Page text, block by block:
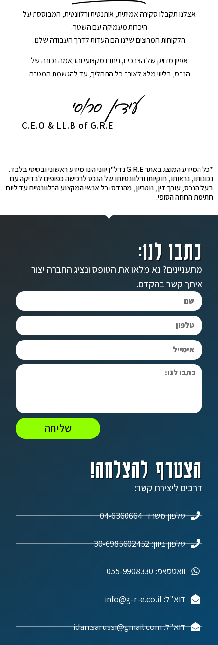
אצלנו תקבלו סקירה אמיתית, אותנטית ורלוונטית, המבוססת על
היכרות מעמיקה עם השטח.
הלקוחות המרוצים שלנו הם העדות לדרך העבודה שלנו.
אפיון מדויק של הצרכים, ניתוח מקצועי והתאמה נכונה של
הנכס, בליווי מלא לאורך כל התהליך, עד להגשמת המטרה.
C.E.O & LL.B of G.R.E
*כל המידע המוצג באתר G.R.E נדל"ן יווני הינו מידע ראשוני ובסיסי בלבד.
נכונותו, נראותו, חוקיותו ורלוונטיותו של הנכס לרכישה כפופים לבדיקה עם
בעל הנכס, עורך דין, נוטריון, מהנדס וכל אנשי המקצוע הרלוונטיים עד ליום
חתימת החוזה הסופי.
הצטרף להצלחה!
דרכים ליצירת קשר:
טלפון משרד: 04-6360664
טלפון ביוון: 30-6985602452
וואטסאפ: 055-9908330
דוא"ל: info@g-r-e.co.il
דוא"ל: idan.sarussi@gmail.com
כתבו לנו:
מתעניינים? נא מלאו את הטופס ונציג החברה יצור
איתך קשר בהקדם.
שליחה